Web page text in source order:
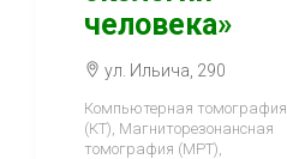
человека»
ул. Ильича, 290
Компьютерная томография
(КТ), Магниторезонансная
томография (МРТ),